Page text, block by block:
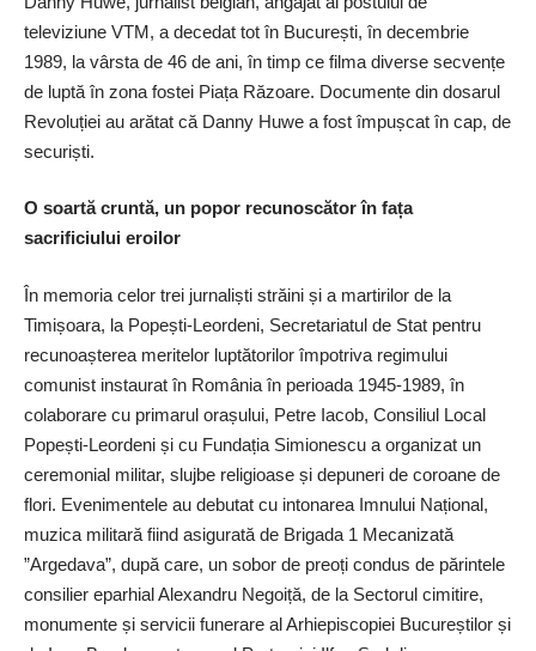
televiziune VTM, a decedat tot în București, în decembrie
1989, la vârsta de 46 de ani, în timp ce filma diverse secvențe
de luptă în zona fostei Piața Răzoare. Documente din dosarul
Revoluției au arătat că Danny Huwe a fost împușcat în cap, de
securiști.
O soartă cruntă, un popor recunoscător în fața
sacrificiului eroilor
În memoria celor trei jurnaliști străini și a martirilor de la
Timișoara, la Popești-Leordeni, Secretariatul de Stat pentru
recunoașterea meritelor luptătorilor împotriva regimului
comunist instaurat în România în perioada 1945‑1989, în
colaborare cu primarul orașului, Petre Iacob, Consiliul Local
Popești‑Leordeni și cu Fundația Simionescu a organizat un
ceremonial militar, slujbe religioase și depuneri de coroane de
flori. Evenimentele au debutat cu intonarea Imnului Național,
muzica militară fiind asigurată de Brigada 1 Mecanizată
”Argedava”, după care, un sobor de preoți condus de părintele
consilier eparhial Alexandru Negoiță, de la Sectorul cimitire,
monumente și servicii funerare al Arhiepiscopiei Bucureștilor și